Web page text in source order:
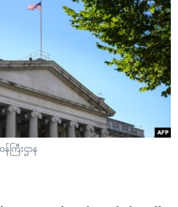
ာ
စာ
း
ကြီးဌာန